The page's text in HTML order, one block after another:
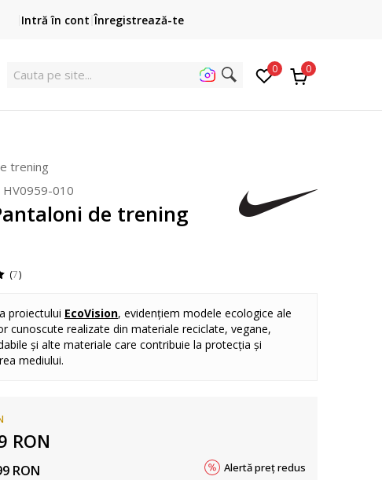
Cumpără acum, plateste mai târziu
3 rate fără dobândă fără card de credit cu Klarna
Intră în cont Înregistrează-te
Cau 0 0
trening
HV0959-010
de trening
7
proiectului EcoVision, evidențiem modele ecologice ale
cunoscute realizate din materiale reciclate, vegane,
și alte materiale care contribuie la protecția și
mediului.
RON
RON Alertă preț redus